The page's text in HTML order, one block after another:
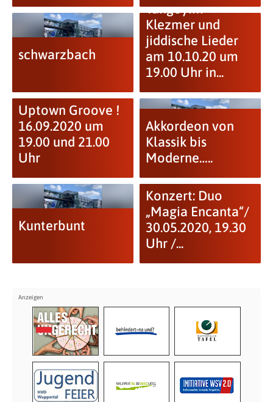
schwarzbach
Tangoyim –
Klezmer und
jiddische Lieder
am 10.10.20 um
19.00 Uhr in...
Uptown Groove !
16.09.2020 um
19.00 und 21.00
Uhr
Akkordeon von
Klassik bis
Moderne…..
Kunterbunt
Konzert: Duo
„Magia Encanta“/
30.05.2020, 19.30
Uhr /...